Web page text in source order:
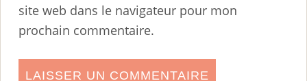
site web dans le navigateur pour mon
prochain commentaire.